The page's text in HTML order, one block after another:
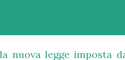
nuova legge imposta